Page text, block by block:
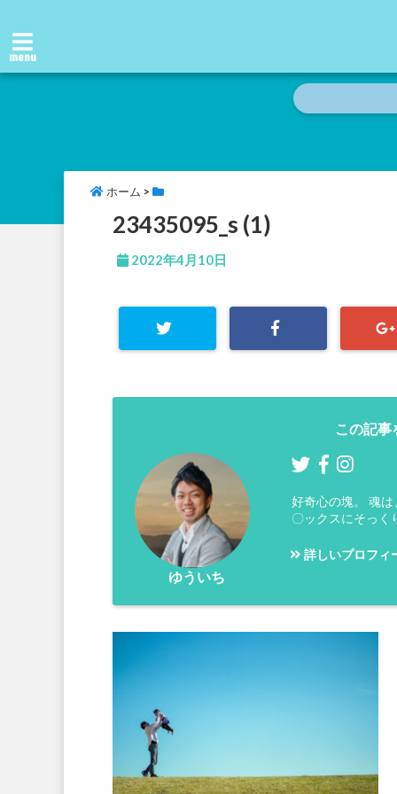
menu
ホーム >
23435095_s (1)
2022年4月10日
この記
ゆういち
好奇心の塊。 魂
〇ックスにそっく
詳しいプロフィ